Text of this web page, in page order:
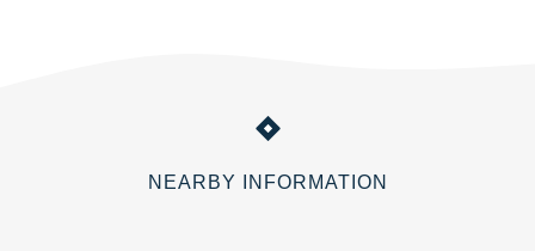
NEARBY INFORMATION